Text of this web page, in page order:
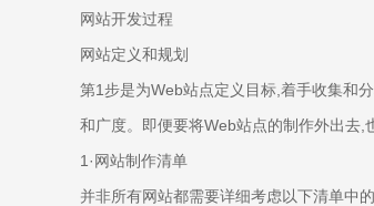
网站开发过程
网站定义和规划
第1步是为Web站点定义目标,着手收集和
和广度。即便要将Web站点的制作外出去,
1·网站制作清单
并非所有网站都需要详细考虑以下清单中